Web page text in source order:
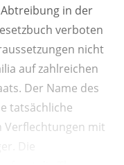
in der
verboten
nicht
auf zahlreichen
Der Name des
tatsächliche
Verflechtungen mit
Die